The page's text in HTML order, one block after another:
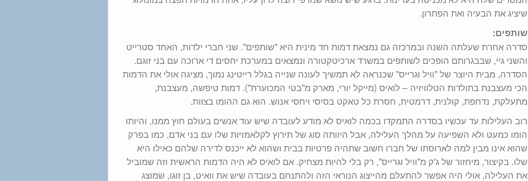
שיציג את הבעיה ואת הפתרון.
שותפים:
סדרה אחרת שעלתה השנה ובמרכזה גם נמצאת דמות חד מינית היא "שותפים". שני חברי ילדות, האחד סטרייט
והשני גיי, שבבגרותם הופכים לשותפים במשרד ארכיטקטורה ונמצאים במערכת יחסים די ארוכה עם בני זוגם.
הסדרה, מבית היוצר של "וויל וגרייס" שכנראה לא תמשיך לעונה שנייה בגלל רייטינג נמוך, מציגה אולי את הדמות
הכי מעצבנת בתולדות הטלוויזיה – לואיס (מייקל יורי, מארק מ"בטי המכוערת"). דמות טיפשה, מעצבנת,
מתעלקת, נדחפת, קולנית, דרמטית, חסרת כל טאקט בסיסי ויחסי אנוש. הוא גם ההומו בצוות.
רוב העלילות עד עכשיו בסדרה התמקדו בכמה לואיס לא מודע לעובדה שיש עוד אנשים בעולם חוץ ממנו, והיותו
הומו כמעט ולא השפיעה על מהלך העלילה, אבל היוותה סוג של תירוץ לקלאמזיות שלו עם בני אדם, כמו בפרק
שהוא אינו מבין למה לארוסתו של חברו חשוב שתהיה פרטיות בבית ושהוא לא ייכנס לדירה שלהם כאילו היא
שלו. בקיצור, מיחזור של ג'ק מ"וויל וגרייס", רק בלי להיות מצחיק. אם לואיס לא היה הדמות הראשית וזה שמוביל
את העלילה, אולי היה אפשר להתעלם מהייצוג הנוראי הזה ולהתנחם בעובדה שיש את וואיט, בן זוגו, שמוצג